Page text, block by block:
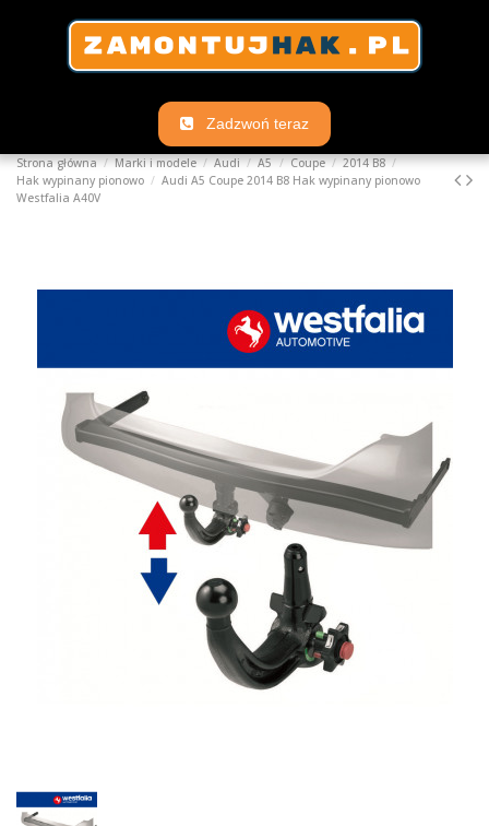
Zadzwoń teraz
Strona główna Marki i modele Audi A5 Coupe
2014 B8
Hak wypinany pionowo
Audi A5 Coupe 2014 B8 Hak wypinany pionowo
Westfalia A40V